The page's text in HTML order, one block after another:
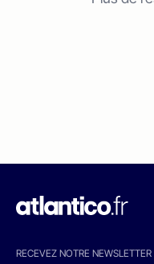
RECEVEZ NOTRE NEWSLETTER